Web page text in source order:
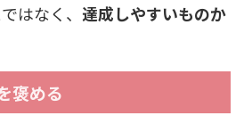
はなく、 達成しやすいものか
褒める